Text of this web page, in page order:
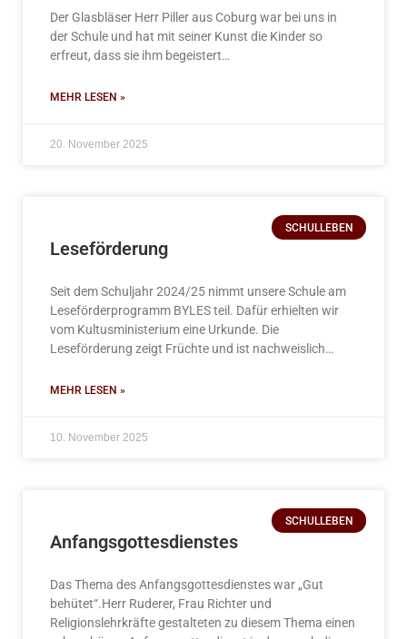
Der Glasbläser Herr Piller aus Coburg war bei uns in
der Schule und hat mit seiner Kunst die Kinder so
erfreut, dass sie ihm begeistert…
MEHR LESEN »
20. November 2025
SCHULLEBEN
Leseförderung
Seit dem Schuljahr 2024/25 nimmt unsere Schule am
Leseförderprogramm BYLES teil. Dafür erhielten wir
vom Kultusministerium eine Urkunde. Die
Leseförderung zeigt Früchte und ist nachweislich…
MEHR LESEN »
10. November 2025
SCHULLEBEN
Anfangsgottesdienstes
Das Thema des Anfangsgottesdienstes war „Gut
behütet“.Herr Ruderer, Frau Richter und
Religionslehrkräfte gestalteten zu diesem Thema einen